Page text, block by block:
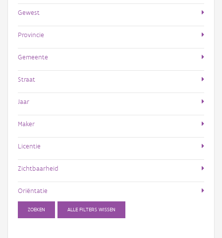
Gewest
Provincie
Gemeente
Straat
Jaar
Maker
Licentie
Zichtbaarheid
Oriëntatie
ZOEKEN ALLE FILTERS WISSEN